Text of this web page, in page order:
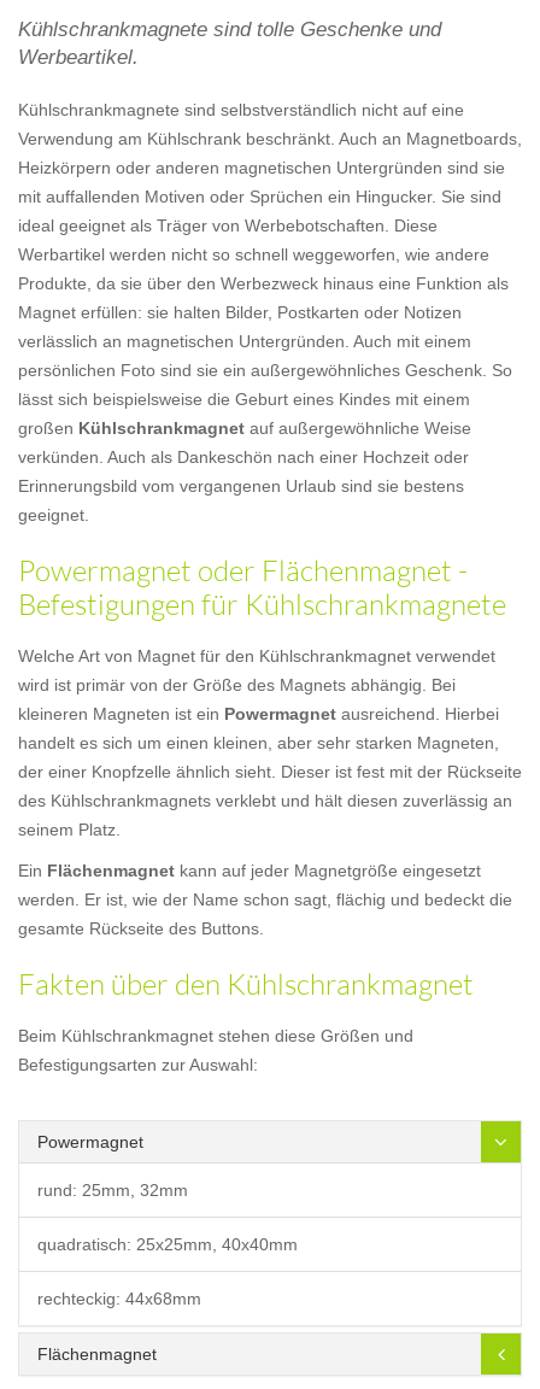
Kühlschrankmagnete sind tolle Geschenke und
Werbeartikel.
Kühlschrankmagnete sind selbstverständlich nicht auf eine
Verwendung am Kühlschrank beschränkt. Auch an Magnetboards,
Heizkörpern oder anderen magnetischen Untergründen sind sie
mit auffallenden Motiven oder Sprüchen ein Hingucker. Sie sind
ideal geeignet als Träger von Werbebotschaften. Diese
Werbartikel werden nicht so schnell weggeworfen, wie andere
Produkte, da sie über den Werbezweck hinaus eine Funktion als
Magnet erfüllen: sie halten Bilder, Postkarten oder Notizen
verlässlich an magnetischen Untergründen. Auch mit einem
persönlichen Foto sind sie ein außergewöhnliches Geschenk. So
lässt sich beispielsweise die Geburt eines Kindes mit einem
großen Kühlschrankmagnet auf außergewöhnliche Weise
verkünden. Auch als Dankeschön nach einer Hochzeit oder
Erinnerungsbild vom vergangenen Urlaub sind sie bestens
geeignet.
Powermagnet oder Flächenmagnet -
Befestigungen für Kühlschrankmagnete
Welche Art von Magnet für den Kühlschrankmagnet verwendet
wird ist primär von der Größe des Magnets abhängig. Bei
kleineren Magneten ist ein Powermagnet ausreichend. Hierbei
handelt es sich um einen kleinen, aber sehr starken Magneten,
der einer Knopfzelle ähnlich sieht. Dieser ist fest mit der Rückseite
des Kühlschrankmagnets verklebt und hält diesen zuverlässig an
seinem Platz.
Ein Flächenmagnet kann auf jeder Magnetgröße eingesetzt
werden. Er ist, wie der Name schon sagt, flächig und bedeckt die
gesamte Rückseite des Buttons.
Fakten über den Kühlschrankmagnet
Beim Kühlschrankmagnet stehen diese Größen und
Befestigungsarten zur Auswahl:
Powermagnet
rund: 25mm, 32mm
quadratisch: 25x25mm, 40x40mm
rechteckig: 44x68mm
Flächenmagnet